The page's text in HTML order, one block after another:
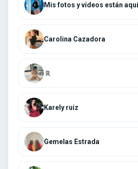
Mis fotos y vídeos están aquí
Carolina Cazadora
́ ℝ
Karely ruiz
Gemelas Estrada